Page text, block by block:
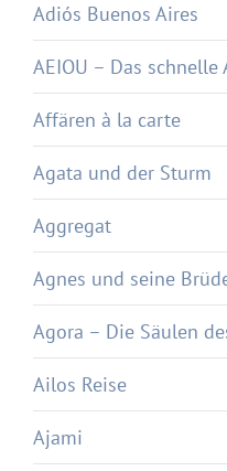
Adiós Buenos Aires
AEIOU – Das
Affären à la carte
Agata und der Sturm
Aggregat
Agnes und seine
Agora – Die Säulen
Ailos Reise
Ajami